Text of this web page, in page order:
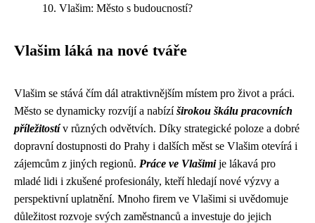
Vlašim: Město s budoucností?
Vlašim láká na nové tváře
Vlašim se stává čím dál atraktivnějším místem pro život a práci.
Město se dynamicky rozvíjí a nabízíširokou škálu pracovních
příležitostív různých odvětvích. Díky strategické poloze a dobré
dopravní dostupnosti do Prahy i dalších měst se Vlašim otevírá i
zájemcům z jiných regionů. Práce ve Vlašimije lákavá pro
mladé lidi i zkušené profesionály, kteří hledají nové výzvy a
perspektivní uplatnění. Mnoho firem ve Vlašimi si uvědomuje
důležitost rozvoje svých zaměstnanců a investuje do jejich